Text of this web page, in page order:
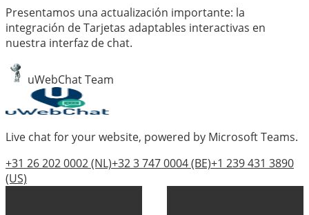
Presentamos una actualización importante: la
integración de Tarjetas adaptables interactivas en
nuestra interfaz de chat.
uWebChat Team
Live chat for your website, powered by Microsoft Teams.
+31 26 202 0002(NL)+32 3 747 0004(BE)+1 239 431 3890
(US)